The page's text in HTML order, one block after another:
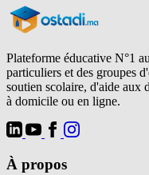
Plateforme éducative N°1
particuliers et des groupes
soutien scolaire, d'aide aux
à domicile ou en ligne.
À propos